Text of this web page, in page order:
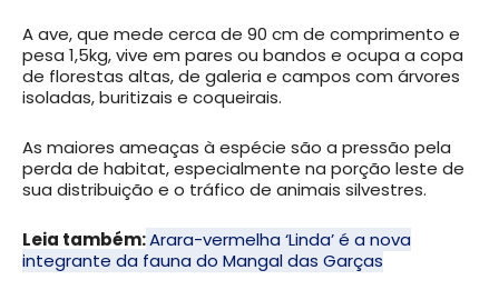
A ave, que mede cerca de 90 cm de comprimento e
pesa 1,5kg, vive em pares ou bandos e ocupa a copa
de florestas altas, de galeria e campos com árvores
isoladas, buritizais e coqueirais.
As maiores ameaças à espécie são a pressão pela
perda de habitat, especialmente na porção leste de
sua distribuição e o tráfico de animais silvestres.
Leia também:Arara-vermelha ‘Linda’ é a nova
integrante da fauna do Mangal das Garças